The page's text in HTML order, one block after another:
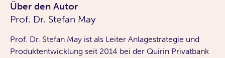
Über den Autor
Prof. Dr. Stefan May
Prof. Dr. Stefan May ist als Leiter Anlagestrategie und
Produktentwicklung seit 2014 bei der Quirin Privatbank